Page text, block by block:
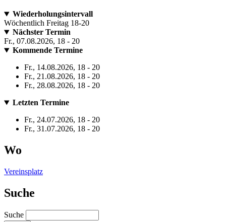
Wiederholungsintervall
Wöchentlich Freitag 18-20
Nächster Termin
Fr., 07.08.2026, 18 - 20
Kommende Termine
Fr., 14.08.2026, 18 - 20
Fr., 21.08.2026, 18 - 20
Fr., 28.08.2026, 18 - 20
Letzten Termine
Fr., 24.07.2026, 18 - 20
Fr., 31.07.2026, 18 - 20
Wo
Vereinsplatz
Suche
Suche